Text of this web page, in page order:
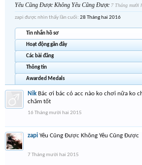
Yêu Cũng Được Không Yêu Cũng Được 7 Tháng mười
zapi được nhìn thấy lần cuối: 28 Tháng hai 2016
Tin nhắn hồ sơ
Hoạt động gần đây
Các bài đăng
Thông tin
Awarded Medals
Nik Bác ơi bác có acc nào ko chơi nữa ko
chăm tốt
16 Tháng mười hai 2015
zapi Yêu Cũng Được Không Yêu Cũng Được
7 Tháng mười hai 2015